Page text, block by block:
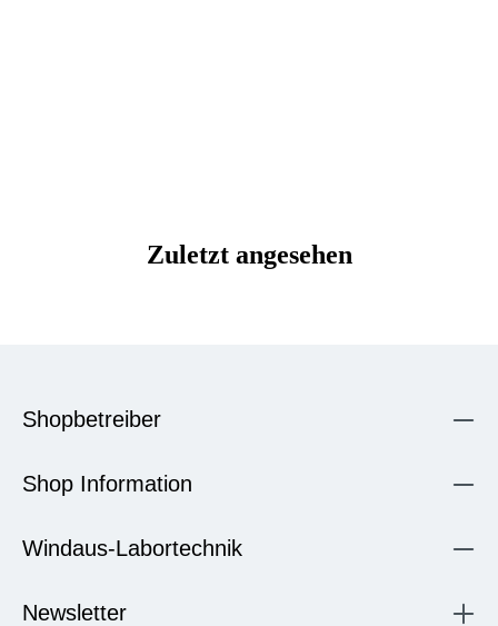
Zuletzt angesehen
Shopbetreiber
Shop Information
Windaus-Labortechnik
Newsletter